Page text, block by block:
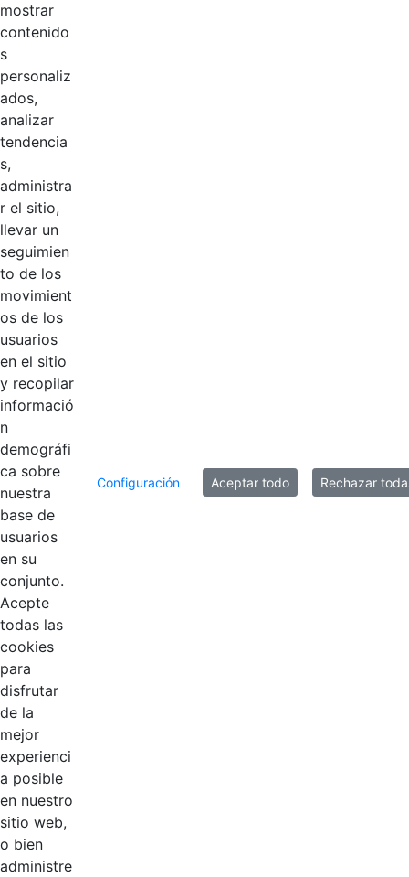
Logotipos
AÑADIR COMENTARIOS
mostrar
contenido
s
personaliz
ados,
analizar
tendencia
s,
administra
r el sitio,
llevar un
seguimien
to de los
movimient
os de los
usuarios
en el sitio
y recopilar
informació
n
demográfi
ca sobre
nuestra
base de
usuarios
en su
conjunto.
Acepte
todas las
cookies
para
disfrutar
de la
mejor
experienci
a posible
en nuestro
sitio web,
o bien
administre
Configuración Aceptar todo Rechazar